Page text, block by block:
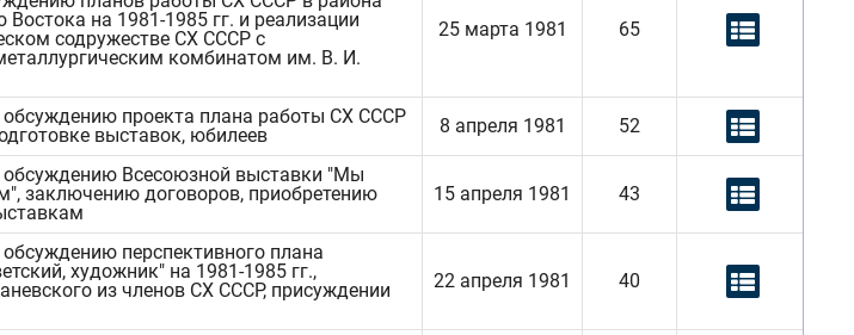
Востока на 1981-1985 гг. и реализации
содружестве СХ СССР с
комбинатом им. В. И.
25 марта 1981 65
проекта плана работы СХ СССР
выставок, юбилеев
8 апреля 1981 52
Всесоюзной выставки "Мы
заключению договоров, приобретению
15 апреля 1981 43
перспективного плана
художник" на 1981-1985 гг.,
из членов СХ СССР, присуждении
22 апреля 1981 40